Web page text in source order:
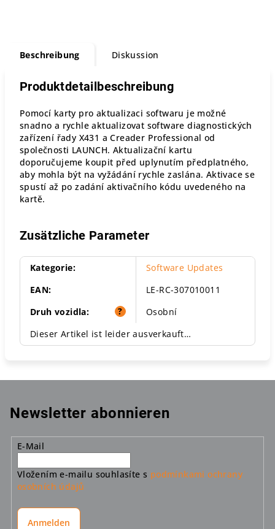
Beschreibung Diskussion
Produktdetailbeschreibung
Pomocí karty pro aktualizaci softwaru je možné
snadno a rychle aktualizovat software diagnostických
zařízení řady X431 a Creader Professional od
společnosti LAUNCH. Aktualizační kartu
doporučujeme koupit před uplynutím předplatného,
aby mohla být na vyžádání rychle zaslána. Aktivace se
spustí až po zadání aktivačního kódu uvedeného na
kartě.
Zusätzliche Parameter
Kategorie:
Software Updates
EAN:
LE-RC-307010011
?
Druh vozidla:
Osobní
Dieser Artikel ist leider ausverkauft…
Newsletter abonnieren
E-Mail
Vložením e-mailu souhlasíte s podmínkami ochrany
osobních údajů
Anmelden